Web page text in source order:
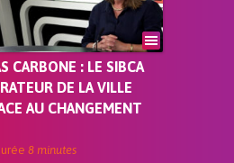
CARBONE : LE SIBCA
DE LA VILLE
AU CHANGEMENT
8 minutes